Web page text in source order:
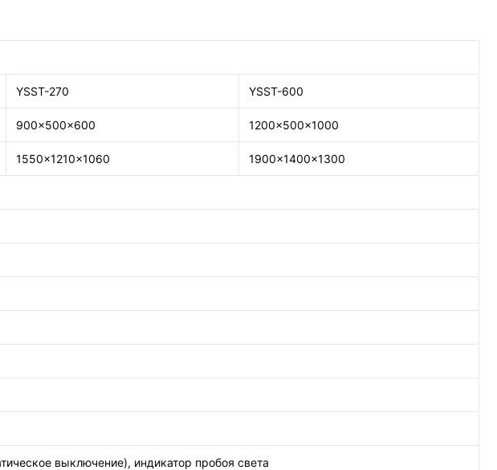
YSST-270 YSST-600
900×500×600 1200×500×1000
1550×1210×1060 1900×1400×1300
выключение), индикатор пробоя света